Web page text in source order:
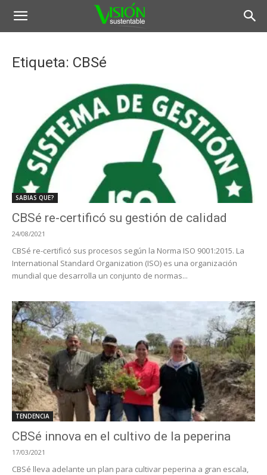
Etiqueta: CBSé
SABIAS QUE?
CBSé re-certificó su gestión de calidad
24/08/2021
CBSé re-certificó sus procesos según la Norma ISO 9001:2015. La
International Standard Organization (ISO) es una organización
mundial que desarrolla un conjunto de normas...
TENDENCIA
CBSé innova en el cultivo de la peperina
17/03/2021
CBSé lleva adelante un plan para cultivar peperina a gran escala,